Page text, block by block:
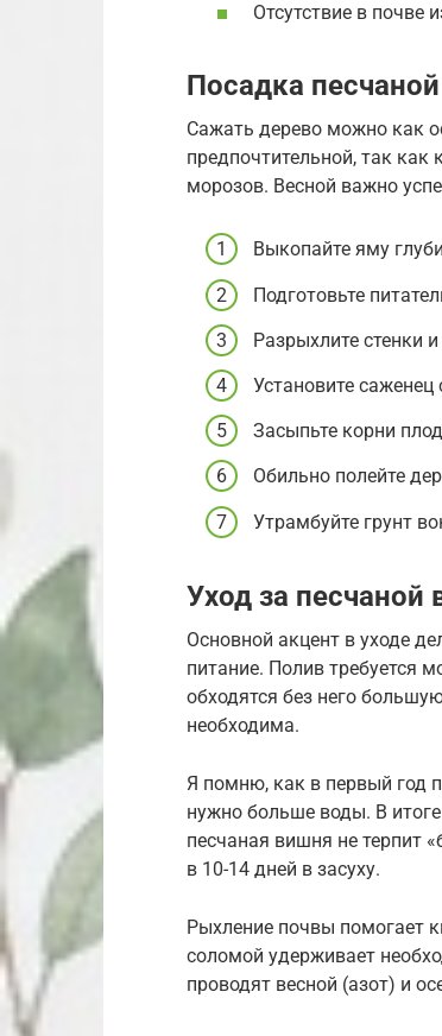
Отсутствие в почве
Посадка
Сажать дерево можно как
предпочтительной, так как
морозов. Весной важно
Выкопайте яму
Подготовьте
Разрыхлите стенки
Установите саженец
Засыпьте корни
Обильно полейте
Утрамбуйте грунт
Уход за песчаной
Основной акцент в уходе
питание. Полив требуется
обходятся без него
необходима.
Я помню, как в первый год
нужно больше воды. В
песчаная вишня не терпит
в 10-14 дней в засуху.
Рыхление почвы помогает
соломой удерживает
проводят весной (азот) и